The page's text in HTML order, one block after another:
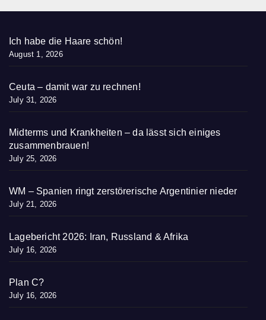
Ich habe die Haare schön!
August 1, 2026
Ceuta – damit war zu rechnen!
July 31, 2026
Midterms und Krankheiten – da lässt sich einiges
zusammenbrauen!
July 25, 2026
WM – Spanien ringt zerstörerische Argentinier nieder
July 21, 2026
Lagebericht 2026: Iran, Russland & Afrika
July 16, 2026
Plan C?
July 16, 2026